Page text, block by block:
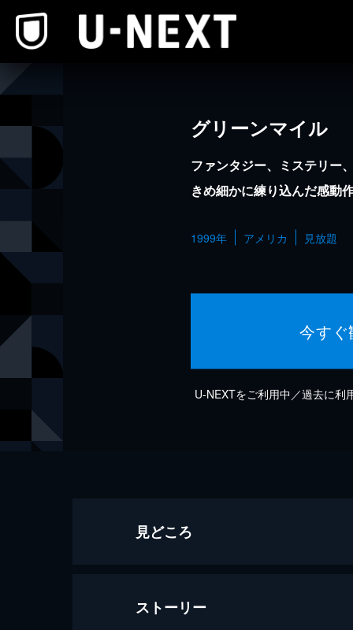
グリーンマイル
ファンタジー、ミステリー
きめ細かに練り込んだ感動
1999年 アメリカ 見放題
今すぐ
U-NEXTをご利用中／過去に利
見どころ
ストーリー